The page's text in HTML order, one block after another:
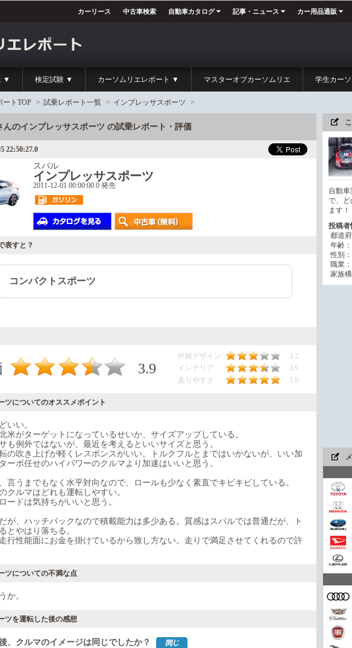
カーリース 中古車検索 自動車カタログ 記事・ニュース カー用品通販
▼ 検定試験 ▼ カーソムリエレポート ▼ マスターオブカーソムリエ 学生カー
ートTOP > 試乗レポート一覧 > インプレッサスポーツ >
んのインプレッサスポーツ の試乗レポート・評価
22:50:27.0
スバル
インプレッサスポーツ
2011-12-01 00:00:00.0 発売
表すと？
コンパクトスポーツ
3.9
外観デザイン
3.2
インテリア
3.9
走りやすさ
5.0
ツについてのオススメポイント
いい。
米がターゲットになっているせいか、サイズアップしている。
も例外ではないが、最近を考えるといいサイズと思う。
の吹き上げが軽くレスポンスがいい。トルクフルとまではいかないが、いい加
ーボ任せのハイパワーのクルマより加速はいいと思う。
言うまでもなく水平対向なので、ロールも少なく素直でキビキビしている。
クルマはどれも運転しやすい。
ードは気持ちがいいと思う。
が、ハッチバックなので積載能力は多少ある。質感はスバルでは普通だが、ト
とやはり落ちる。
行性能面にお金を掛けているから致し方ない。走りで満足させてくれるので許
ツについての不満な点
か。
ツを運転した後の感想
、クルマのイメージは同じでしたか？
自動
で、ど
ます！
投稿者
都道
年齢
性別
職業
家族
今や
家
コ